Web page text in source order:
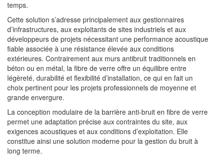
temps.
Cette solution s’adresse principalement aux gestionnaires
d’infrastructures, aux exploitants de sites industriels et aux
développeurs de projets nécessitant une performance acoustique
fiable associée à une résistance élevée aux conditions
extérieures. Contrairement aux murs antibruit traditionnels en
béton ou en métal, la fibre de verre offre un équilibre entre
légèreté, durabilité et flexibilité d’installation, ce qui en fait un
choix pertinent pour les projets professionnels de moyenne et
grande envergure.
La conception modulaire de la barrière anti-bruit en fibre de verre
permet une adaptation précise aux contraintes du site, aux
exigences acoustiques et aux conditions d’exploitation. Elle
constitue ainsi une solution moderne pour la gestion du bruit à
long terme.